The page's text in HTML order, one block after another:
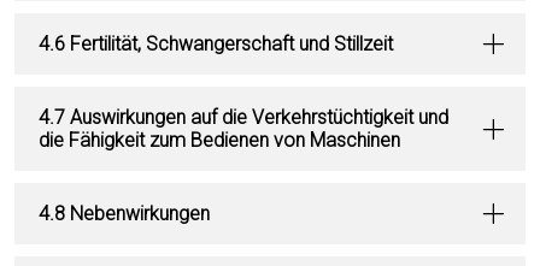
4.6 Fertilität, Schwangerschaft und Stillzeit
4.7 Auswirkungen auf die Verkehrstüchtigkeit und
die Fähigkeit zum Bedienen von Maschinen
4.8 Nebenwirkungen